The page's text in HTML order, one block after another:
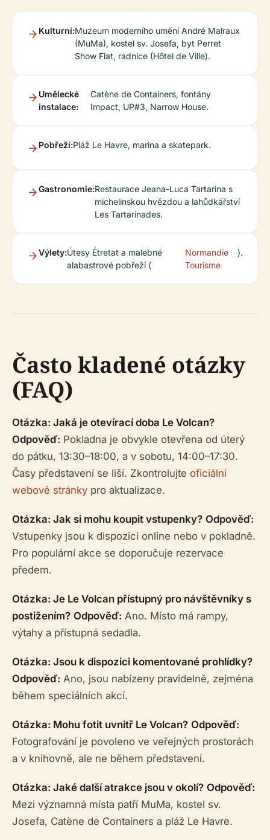
Kulturní:Muzeum moderního umění André Malraux
(MuMa), kostel sv. Josefa, byt Perret
Show Flat, radnice (Hôtel de Ville).
Umělecké
instalace:
Catène de Containers, fontány
Impact, UP#3, Narrow House.
Pobřeží:Pláž Le Havre, marina a skatepark.
Gastronomie:Restaurace Jeana-Luca Tartarina s
michelinskou hvězdou a lahůdkářství
Les Tartarinades.
Výlety:Útesy Étretat a malebné
alabastrové pobřeží (
Normandie
Tourisme
).
Často kladené otázky
(FAQ)
Otázka: Jaká je otevírací doba Le Volcan?
Odpověď: Pokladna je obvykle otevřena od úterý
do pátku, 13:30–18:00, a v sobotu, 14:00–17:30.
Časy představení se liší. Zkontrolujte oficiální
webové stránky pro aktualizace.
Otázka: Jak si mohu koupit vstupenky? Odpověď:
Vstupenky jsou k dispozici online nebo v pokladně.
Pro populární akce se doporučuje rezervace
předem.
Otázka: Je Le Volcan přístupný pro návštěvníky s
postižením? Odpověď: Ano. Místo má rampy,
výtahy a přístupná sedadla.
Otázka: Jsou k dispozici komentované prohlídky?
Odpověď: Ano, jsou nabízeny pravidelně, zejména
během speciálních akcí.
Otázka: Mohu fotit uvnitř Le Volcan? Odpověď:
Fotografování je povoleno ve veřejných prostorách
a v knihovně, ale ne během představení.
Otázka: Jaké další atrakce jsou v okolí? Odpověď:
Mezi významná místa patří MuMa, kostel sv.
Josefa, Catène de Containers a pláž Le Havre.